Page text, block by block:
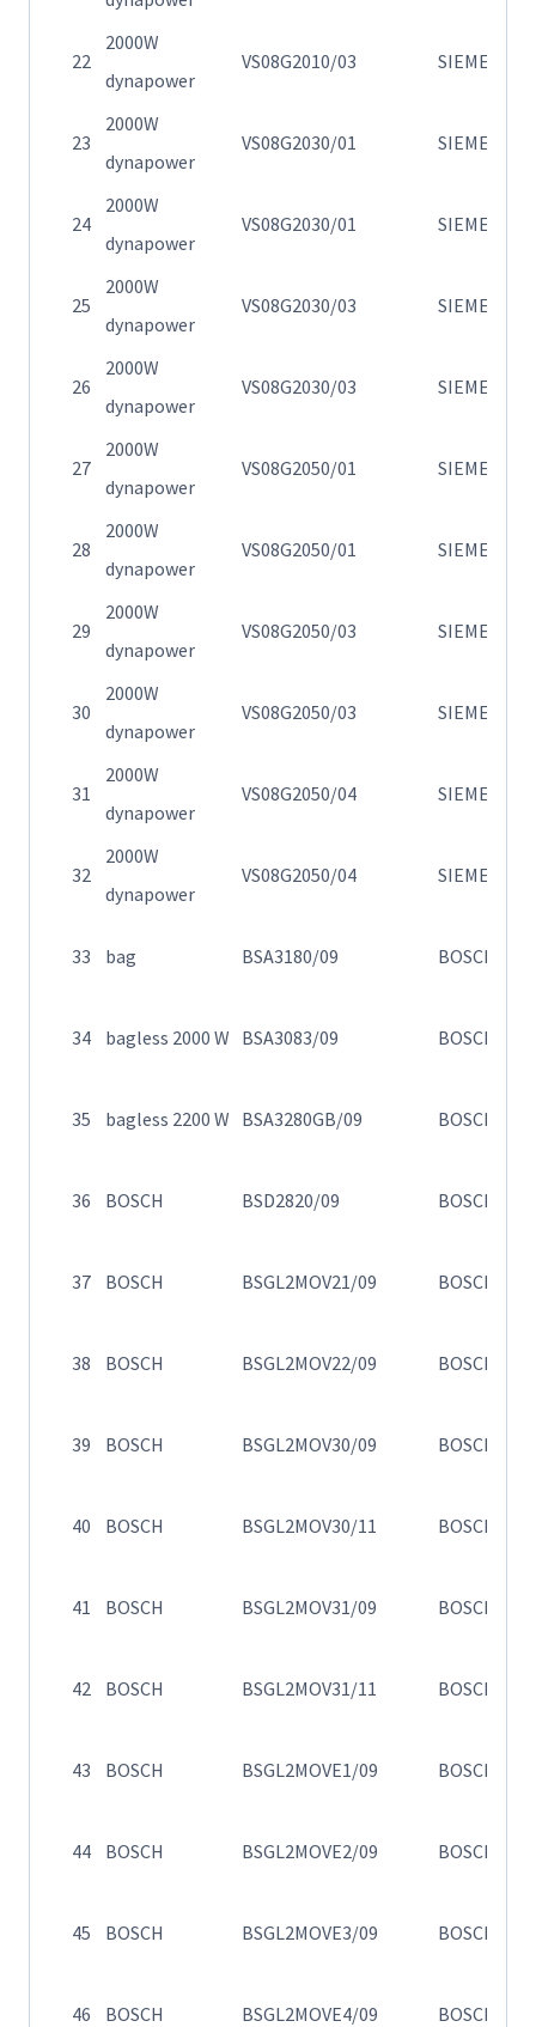
22
2000W
dynapower
VS08G2010/03 SIEMENS
23
2000W
dynapower
VS08G2030/01 SIEMENS
24
2000W
dynapower
VS08G2030/01 SIEMENS
25
2000W
dynapower
VS08G2030/03 SIEMENS
26
2000W
dynapower
VS08G2030/03 SIEMENS
27
2000W
dynapower
VS08G2050/01 SIEMENS
28
2000W
dynapower
VS08G2050/01 SIEMENS
29
2000W
dynapower
VS08G2050/03 SIEMENS
30
2000W
dynapower
VS08G2050/03 SIEMENS
31
2000W
dynapower
VS08G2050/04 SIEMENS
32
2000W
dynapower
VS08G2050/04 SIEMENS
33 bag BSA3180/09 BOSCH
34 bagless 2000 W BSA3083/09 BOSCH
35 bagless 2200 W BSA3280GB/09 BOSCH
36 BOSCH BSD2820/09 BOSCH
37 BOSCH BSGL2MOV21/09 BOSCH
38 BOSCH BSGL2MOV22/09 BOSCH
39 BOSCH BSGL2MOV30/09 BOSCH
40 BOSCH BSGL2MOV30/11 BOSCH
41 BOSCH BSGL2MOV31/09 BOSCH
42 BOSCH BSGL2MOV31/11 BOSCH
43 BOSCH BSGL2MOVE1/09 BOSCH
44 BOSCH BSGL2MOVE2/09 BOSCH
45 BOSCH BSGL2MOVE3/09 BOSCH
46 BOSCH BSGL2MOVE4/09 BOSCH